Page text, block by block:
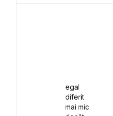
egal
diferit
mai mic